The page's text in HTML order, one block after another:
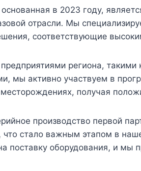
в 2023 году,
отрасли. Мы
соответствующие
региона,
мы активно участвуем в
получая
производство первой
что стало важным этапом в
поставку оборудования, и мы